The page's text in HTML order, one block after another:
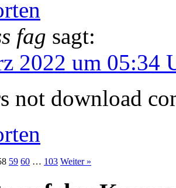
fag sagt:
2022 um 05:34
not download
59 60 … 103 Weiter »